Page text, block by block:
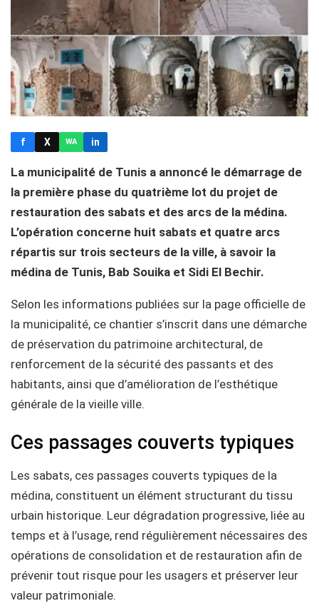
f X WA in
La municipalité de Tunis a annoncé le démarrage de
la première phase du quatrième lot du projet de
restauration des sabats et des arcs de la médina.
L’opération concerne huit sabats et quatre arcs
répartis sur trois secteurs de la ville, à savoir la
médina de Tunis, Bab Souika et Sidi El Bechir.
Selon les informations publiées sur la page officielle de
la municipalité, ce chantier s’inscrit dans une démarche
de préservation du patrimoine architectural, de
renforcement de la sécurité des passants et des
habitants, ainsi que d’amélioration de l’esthétique
générale de la vieille ville.
Ces passages couverts typiques
Les sabats, ces passages couverts typiques de la
médina, constituent un élément structurant du tissu
urbain historique. Leur dégradation progressive, liée au
temps et à l’usage, rend régulièrement nécessaires des
opérations de consolidation et de restauration afin de
prévenir tout risque pour les usagers et préserver leur
valeur patrimoniale.